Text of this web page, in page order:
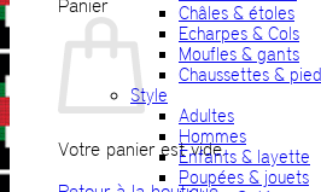
Panier
Votre panier est vide.
Châles & étoles
Echarpes & Cols
Moufles & gants
Chaussettes &
Style
Adultes
Hommes
Enfants & layette
Poupées & jouets